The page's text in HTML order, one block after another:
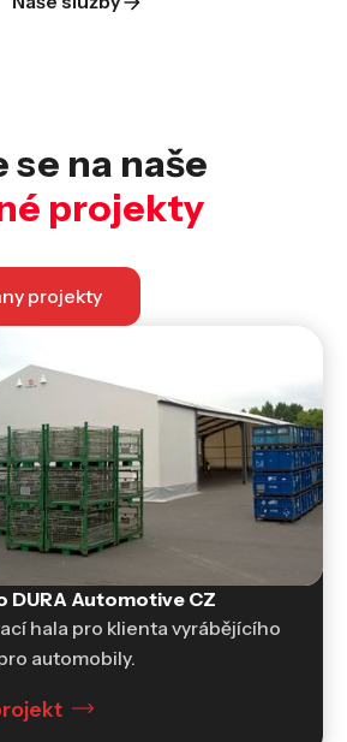
na naše
projekty
projekty
DURA Automotive CZ
hala pro klienta vyrábějícího
automobily.